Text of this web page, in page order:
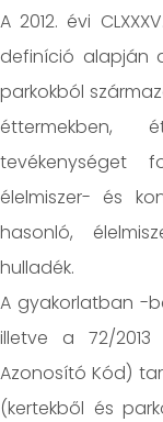
A 2012. évi
definíció alapján
parkokból
éttermekben,
tevékenységet
élelmiszer- és
hasonló,
hulladék.
A gyakorlatban -
illetve a 72/2013
Azonosító Kód)
(kertekből és